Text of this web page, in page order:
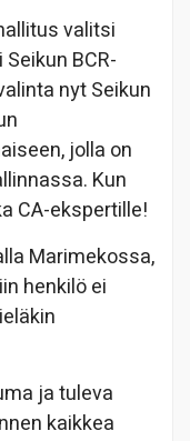
valitsi
BCR-
nyt Seikun
jolla on
Kun
CA-ekspertille!
Marimekossa,
henkilö ei
ja tuleva
kaikkea